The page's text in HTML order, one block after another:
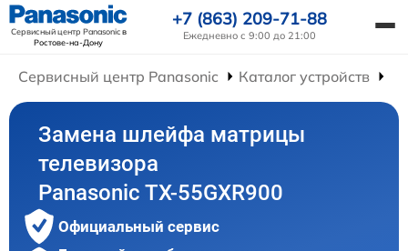
Сервисный центр Panasonicв
Ростове-на-Дону
+7 (863) 209-71-88
Ежедневно с 9:00 до 21:00
Сервисный центр Panasonic Каталог устройств
Замена шлейфа матрицы
телевизора
Panasonic TX-55GXR900
Официальный сервис